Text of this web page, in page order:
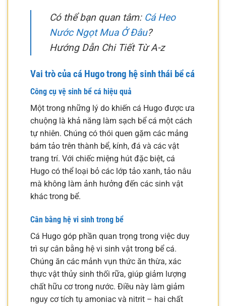
Có thể bạn quan tâm: Cá Heo
Nước Ngọt Mua Ở Đâu?
Hướng Dẫn Chi Tiết Từ A-z
Vai trò của cá Hugo trong hệ sinh thái bể cá
Công cụ vệ sinh bể cá hiệu quả
Một trong những lý do khiến cá Hugo được ưa
chuộng là khả năng làm sạch bể cá một cách
tự nhiên. Chúng có thói quen gặm các mảng
bám tảo trên thành bể, kính, đá và các vật
trang trí. Với chiếc miệng hút đặc biệt, cá
Hugo có thể loại bỏ các lớp tảo xanh, tảo nâu
mà không làm ảnh hưởng đến các sinh vật
khác trong bể.
Cân bằng hệ vi sinh trong bể
Cá Hugo góp phần quan trọng trong việc duy
trì sự cân bằng hệ vi sinh vật trong bể cá.
Chúng ăn các mảnh vụn thức ăn thừa, xác
thực vật thủy sinh thối rữa, giúp giảm lượng
chất hữu cơ trong nước. Điều này làm giảm
nguy cơ tích tụ amoniac và nitrit – hai chất